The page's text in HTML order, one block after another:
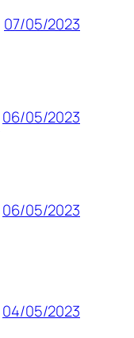
07/05/2023
06/05/2023
06/05/2023
04/05/2023